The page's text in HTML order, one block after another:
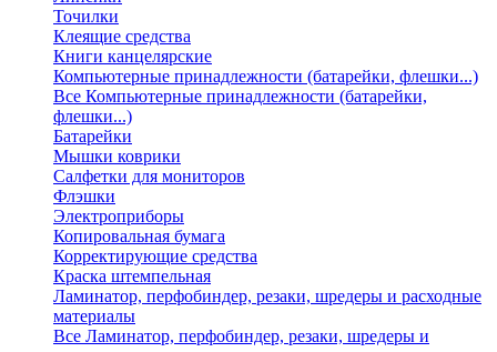
Точилки
Клеящие средства
Книги канцелярские
Компьютерные принадлежности (батарейки, флешки...)
Все Компьютерные принадлежности (батарейки,
флешки...)
Батарейки
Мышки коврики
Салфетки для мониторов
Флэшки
Электроприборы
Копировальная бумага
Корректирующие средства
Краска штемпельная
Ламинатор, перфобиндер, резаки, шредеры и расходные
материалы
Все Ламинатор, перфобиндер, резаки, шредеры и